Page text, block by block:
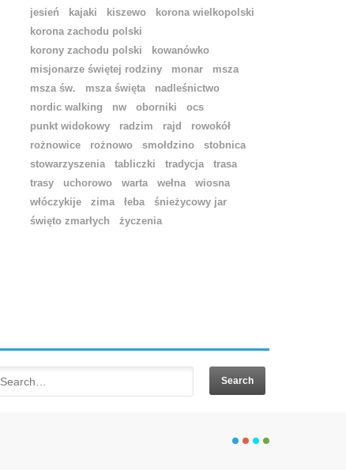
jesień
kajaki kiszewo
korona wielkopolski
korona zachodu polski
korony zachodu polski
kowanówko
misjonarze świętej rodziny
monar
msza
msza św.
msza święta
nadleśnictwo
nordic walking
nw oborniki
ocs
punkt widokowy
radzim rajd
rowokół
rożnowice
rożnowo smołdzino
stobnica
stowarzyszenia
tabliczki tradycja
trasa
trasy
uchorowo warta wełna
wiosna
włóczykije
zima łeba
śnieżycowy jar
święto zmarłych
życzenia